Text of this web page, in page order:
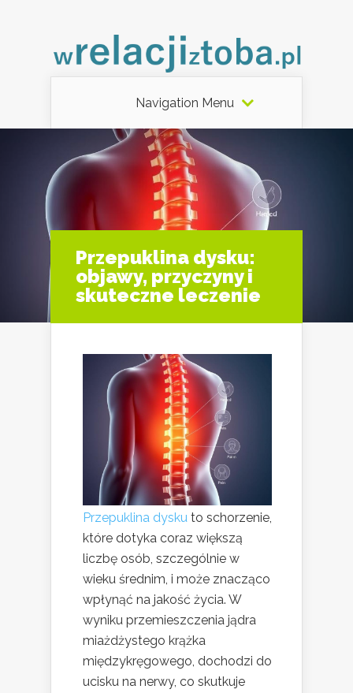
Navigation Menu
Przepuklina dysku:
objawy, przyczyny i
skuteczne leczenie
Przepuklina dysku to schorzenie,
które dotyka coraz większą
liczbę osób, szczególnie w
wieku średnim, i może znacząco
wpłynąć na jakość życia. W
wyniku przemieszczenia jądra
miażdżystego krążka
międzykręgowego, dochodzi do
ucisku na nerwy, co skutkuje